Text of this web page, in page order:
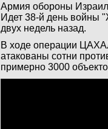
Армия обороны
Идет 38-й день войны
двух недель назад.
В ходе операции
атакованы сотни
примерно 3000